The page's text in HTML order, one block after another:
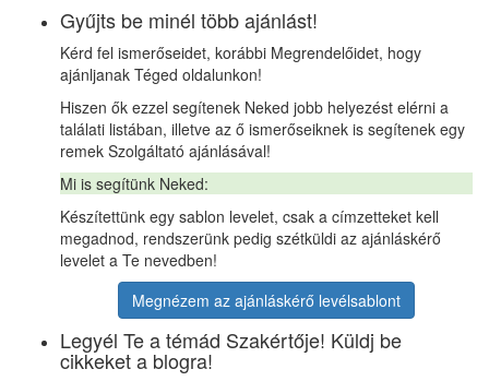
Gyűjts be minél több ajánlást!
Kérd fel ismerőseidet, korábbi Megrendelőidet, hogy
ajánljanak Téged oldalunkon!
Hiszen ők ezzel segítenek Neked jobb helyezést elérni a
találati listában, illetve az ő ismerőseiknek is segítenek egy
remek Szolgáltató ajánlásával!
Mi is segítünk Neked:
Készítettünk egy sablon levelet, csak a címzetteket kell
megadnod, rendszerünk pedig szétküldi az ajánláskérő
levelet a Te nevedben!
Megnézem az ajánláskérő levélsablont
Legyél Te a témád Szakértője! Küldj be
cikkeket a blogra!